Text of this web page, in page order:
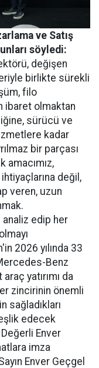
ve Satış
söyledi:
değişen
birlikte sürekli
filo
ibaret olmaktan
sürücü ve
kadar
bir parçası
amacımız,
değil,
veren, uzun
analiz edip her
2026 yılında 33
Benz
yatırımı da
zincirinin önemli
sağladıkları
edecek
Enver
imza
Enver Geçgel